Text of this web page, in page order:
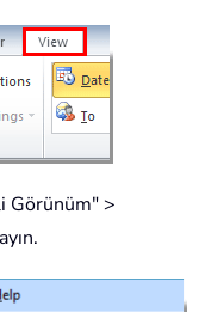
Görünüm" >